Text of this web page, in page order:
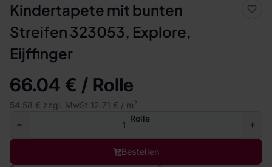
Kindertapete mit bunten
Streifen 323053, Explore,
Eijffinger
66.04 € / Rolle
54.58 € zzgl. MwSt. 12.71 € / m2
Rolle
Bestellen